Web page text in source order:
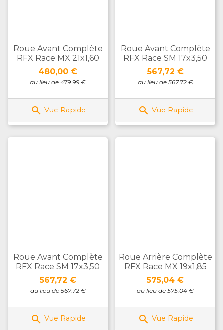
Roue Avant Complète
RFX Race MX 21x1,60
Prix
480,00 €
au lieu de 479.99 €
 Vue Rapide
Roue Avant Complète
RFX Race SM 17x3,50
Prix
567,72 €
au lieu de 567.72 €
 Vue Rapide
Roue Avant Complète
RFX Race SM 17x3,50
Prix
567,72 €
au lieu de 567.72 €
 Vue Rapide
Roue Arrière Complète
RFX Race MX 19x1,85
Prix
575,04 €
au lieu de 575.04 €
 Vue Rapide